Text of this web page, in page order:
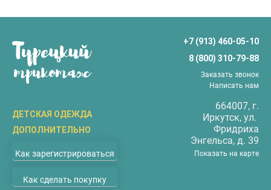
+7 (913) 460-05-10
8 (800) 310-79-88
Заказать звонок
Написать нам
664007, г.
Иркутск, ул.
Фридриха
Энгельса, д. 39
Показать на карте
ДЕТСКАЯ ОДЕЖДА
Бриджи
Верхняя одежда
Джемперы
ДОПОЛНИТЕЛЬНО
Доставка
Оплата
Как зарегистрироваться
Как сделать покупку